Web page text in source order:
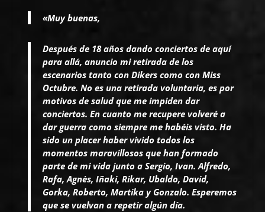
«Muy buenas,
Después de 18 años dando conciertos de aquí
para allá, anuncio mi retirada de los
escenarios tanto con Dikers como con Miss
Octubre. No es una retirada voluntaria, es por
motivos de salud que me impiden dar
conciertos. En cuanto me recupere volveré a
dar guerra como siempre me habéis visto. Ha
sido un placer haber vivido todos los
momentos maravillosos que han formado
parte de mi vida junto a Sergio, Ivan. Alfredo,
Rafa, Agnès, Iñaki, Rikar, Ubaldo, David,
Gorka, Roberto, Martika y Gonzalo. Esperemos
que se vuelvan a repetir algún día.